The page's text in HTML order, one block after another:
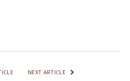
NEXT ARTICLE